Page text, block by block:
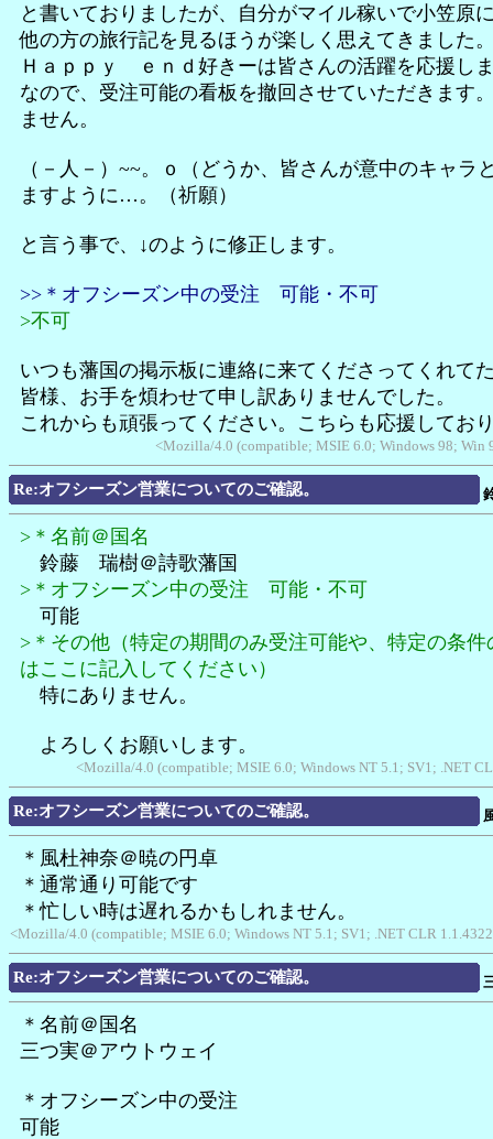
と書いておりましたが、自分がマイル稼いで小笠原
他の方の旅行記を見るほうが楽しく思えてきました
Ｈａｐｐｙ ｅｎｄ好きーは皆さんの活躍を応援し
なので、受注可能の看板を撤回させていただきます
ません。
（－人－）~~。ｏ（どうか、皆さんが意中のキャラ
ますように…。（祈願）
と言う事で、↓のように修正します。
>>＊オフシーズン中の受注 可能・不可
>不可
いつも藩国の掲示板に連絡に来てくださってくれて
皆様、お手を煩わせて申し訳ありませんでした。
これからも頑張ってください。こちらも応援してお
<Mozilla/4.0 (compatible; MSIE 6.0; Windows 98;
Re:オフシーズン営業についてのご確認。
>＊名前＠国名
鈴藤 瑞樹＠詩歌藩国
>＊オフシーズン中の受注 可能・不可
可能
>＊その他（特定の期間のみ受注可能や、特定の条件
はここに記入してください）
特にありません。
よろしくお願いします。
<Mozilla/4.0 (compatible; MSIE 6.0; Windows NT 5.1; SV1; .NET
Re:オフシーズン営業についてのご確認。
＊風杜神奈＠暁の円卓
＊通常通り可能です
＊忙しい時は遅れるかもしれません。
<Mozilla/4.0 (compatible; MSIE 6.0; Windows NT 5.1; SV1; .NET CLR
Re:オフシーズン営業についてのご確認。
＊名前＠国名
三つ実＠アウトウェイ
＊オフシーズン中の受注
可能